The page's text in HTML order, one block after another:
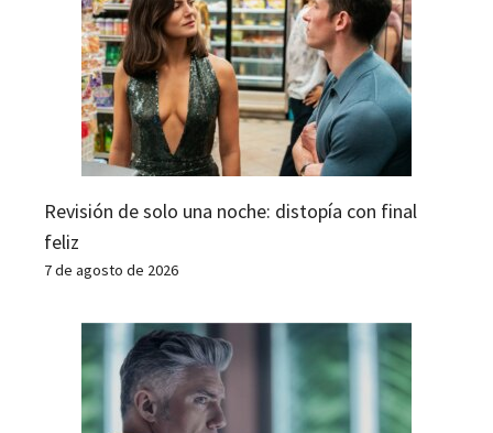
Revisión de solo una noche: distopía con final
feliz
7 de agosto de 2026